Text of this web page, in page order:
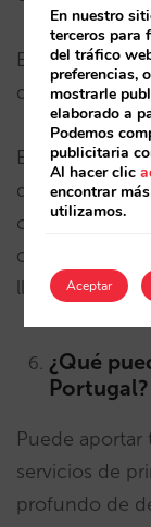
El hotelero
distribución
El primer paso
de la
con la
oportunas los
llegar.
¿Qué
Puede
servicios de
profundo de
En nuestro
terceros para
del tráfico
preferencias,
mostrarle
elaborado a
Podemos
publicitaria
Al hacer clic
encontrar
utilizamos.
Aceptar